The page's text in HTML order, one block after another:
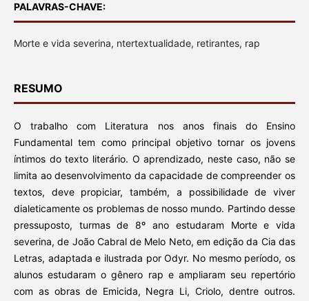
PALAVRAS-CHAVE:
Morte e vida severina, ntertextualidade, retirantes, rap
RESUMO
O trabalho com Literatura nos anos finais do Ensino
Fundamental tem como principal objetivo tornar os jovens
íntimos do texto literário. O aprendizado, neste caso, não se
limita ao desenvolvimento da capacidade de compreender os
textos, deve propiciar, também, a possibilidade de viver
dialeticamente os problemas de nosso mundo. Partindo desse
pressuposto, turmas de 8º ano estudaram Morte e vida
severina, de João Cabral de Melo Neto, em edição da Cia das
Letras, adaptada e ilustrada por Odyr. No mesmo período, os
alunos estudaram o gênero rap e ampliaram seu repertório
com as obras de Emicida, Negra Li, Criolo, dentre outros.